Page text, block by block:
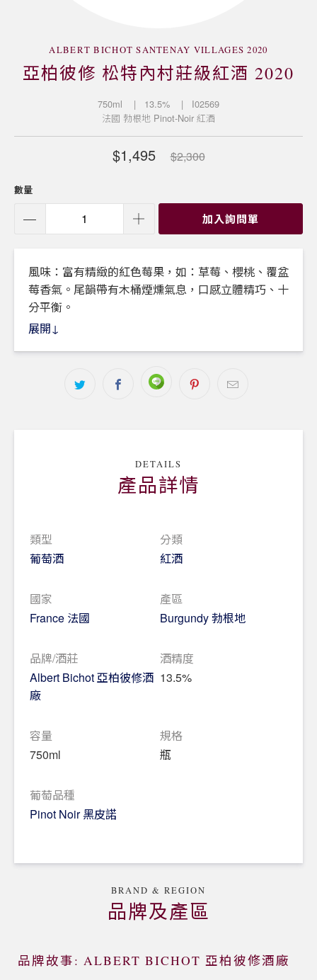
ALBERT BICHOT SANTENAY VILLAGES 2020
亞柏彼修 松特內村莊級紅酒 2020
750ml | 13.5%
| I02569
法國 勃根地 Pinot-Noir 紅酒
$1,495 $2,300
數量
加入詢問單
風味：富有精緻的紅色莓果，如：草莓、櫻桃、覆盆
莓香氣。尾韻帶有木桶煙燻氣息，口感立體精巧、十
分平衡。
風土：松特內村莊位於勃根地伯恩丘最南端,是高盧
羅馬時期知名的溫泉景點，松特內村莊的名字源自於
「Santinaeaquae」意思是「療癒之水」。村內有
830英畝的葡萄園坐落於Mont-de-Sene 海拔約300公
展開↓
DETAILS
產品詳情
類型
葡萄酒
分類
紅酒
國家
France 法國
產區
Burgundy 勃根地
品牌/酒莊
Albert Bichot 亞柏彼修酒
廠
酒精度
13.5%
容量
750ml
規格
瓶
葡萄品種
Pinot Noir 黑皮諾
BRAND & REGION
品牌及產區
品牌故事: ALBERT BICHOT 亞柏彼修酒廠